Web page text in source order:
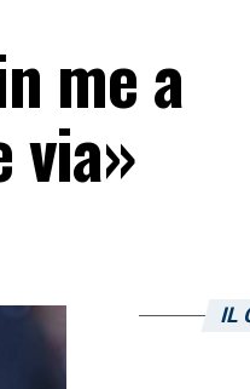
me a
via»
IL